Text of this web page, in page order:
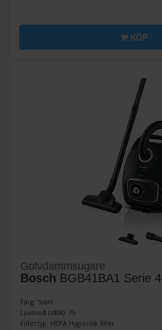
KÖP
Golvdammsugare
Bosch BGB41BA1 Serie 4
Färg: Svart
Ljudnivå (dBA): 75
Filtertyp: HEPA Hygienisk filter